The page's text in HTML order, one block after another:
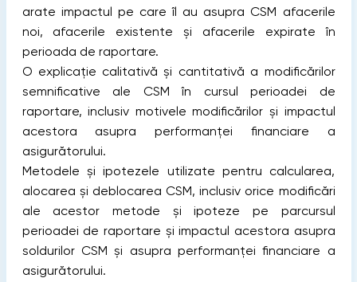
arate impactul pe care îl au asupra CSM afacerile
noi, afacerile existente și afacerile expirate în
perioada de raportare.
O explicație calitativă și cantitativă a modificărilor
semnificative ale CSM în cursul perioadei de
raportare, inclusiv motivele modificărilor și impactul
acestora asupra performanței financiare a
asigurătorului.
Metodele și ipotezele utilizate pentru calcularea,
alocarea și deblocarea CSM, inclusiv orice modificări
ale acestor metode și ipoteze pe parcursul
perioadei de raportare și impactul acestora asupra
soldurilor CSM și asupra performanței financiare a
asigurătorului.